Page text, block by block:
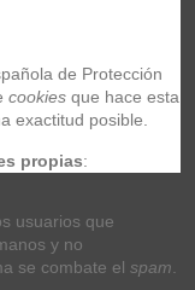
de Protección
cookies que hace esta
exactitud posible.
propias:
usuarios que
y no
se combate el spam